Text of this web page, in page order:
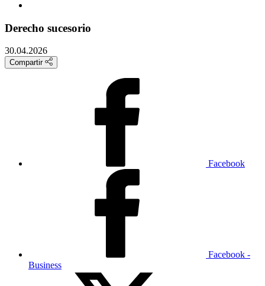
Derecho sucesorio
30.04.2026
Compartir
Facebook
Facebook -
Business